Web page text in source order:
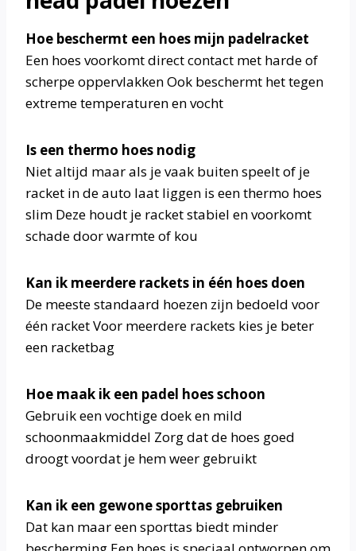
Hoe beschermt een hoes mijn padelracket
Een hoes voorkomt direct contact met harde of
scherpe oppervlakken Ook beschermt het tegen
extreme temperaturen en vocht
Is een thermo hoes nodig
Niet altijd maar als je vaak buiten speelt of je
racket in de auto laat liggen is een thermo hoes
slim Deze houdt je racket stabiel en voorkomt
schade door warmte of kou
Kan ik meerdere rackets in één hoes doen
De meeste standaard hoezen zijn bedoeld voor
één racket Voor meerdere rackets kies je beter
een racketbag
Hoe maak ik een padel hoes schoon
Gebruik een vochtige doek en mild
schoonmaakmiddel Zorg dat de hoes goed
droogt voordat je hem weer gebruikt
Kan ik een gewone sporttas gebruiken
Dat kan maar een sporttas biedt minder